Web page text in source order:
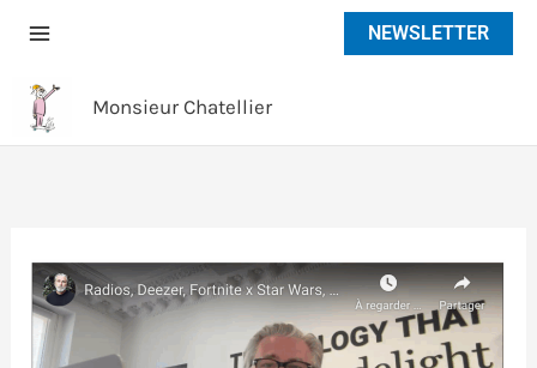
NEWSLETTER
Monsieur Chatellier